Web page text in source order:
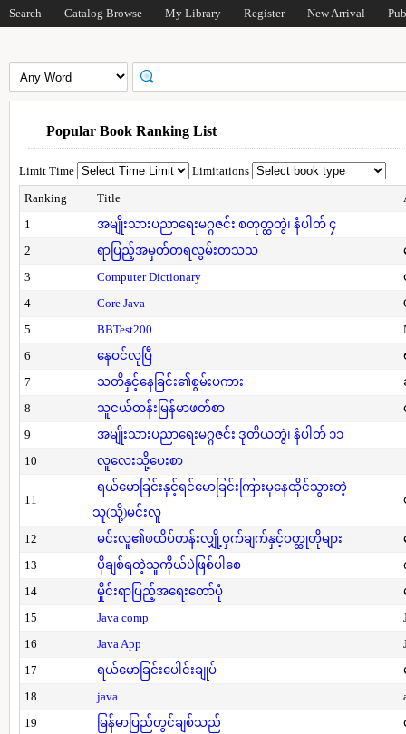
Search Catalog Browse My Library Register New Arrival
Popular Book Ranking List
Limit Time
Limitations
Ranking
Title
1
အမျိုးသားပညာရေးမဂ္ဂဇင်း စတုတ္ထတွဲ၊ နံပါတ် ၄
2
ရာပြည့်အမှတ်တရလွမ်းတသသ
3
Computer Dictionary
4
Core Java
5
BBTest200
6
နေဝင်လုပြီ
7
သတိနှင့်နေခြင်း၏စွမ်းပကား
8
သူငယ်တန်းမြန်မာဖတ်စာ
9
အမျိုးသားပညာရေးမဂ္ဂဇင်း ဒုတိယတွဲ၊ နံပါတ် ၁၁
10
လူလေးသို့ပေးစာ
11
ရယ်မောခြင်းနှင့်ရင်မောခြင်းကြားမှနေထိုင်သွားတဲ့
သူ(သို့)မင်းလူ
12 မင်းလူ၏ဖထိပ်တန်းလျှို့ဝှက်ချက်နှင့်ဝတ္ထုတိုများ
13
ပိုချစ်ရတဲ့သူကိုယ်ပဲဖြစ်ပါစေ
14
မှိုင်းရာပြည့်အရေးတော်ပုံ
15
Java comp
16
Java App
17
ရယ်မောခြင်းပေါင်းချုပ်
18
java
19
မြန်မာပြည်တွင်ချစ်သည်